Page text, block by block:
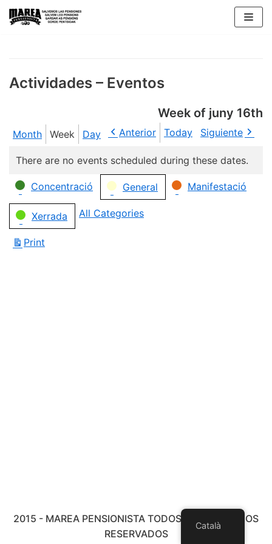
Skip
Actividades – Eventos
Week of juny 16th
Month Week Day Anterior Today Siguiente
There are no events scheduled during these dates.
Categories
Concentració General Manifestació
Xerrada All Categories
Print
2015 - MAREA PENSIONISTA TODOS LOS DERECHOS
RESERVADOS
Català